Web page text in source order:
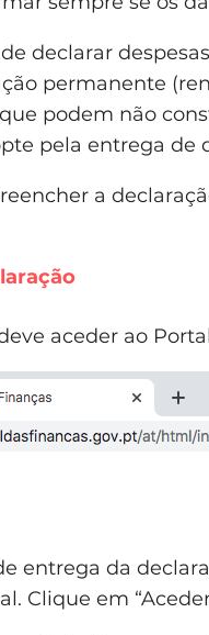
declarar
permanente
podem não
pela entrega de
a
aceder ao
entrega da
Clique em